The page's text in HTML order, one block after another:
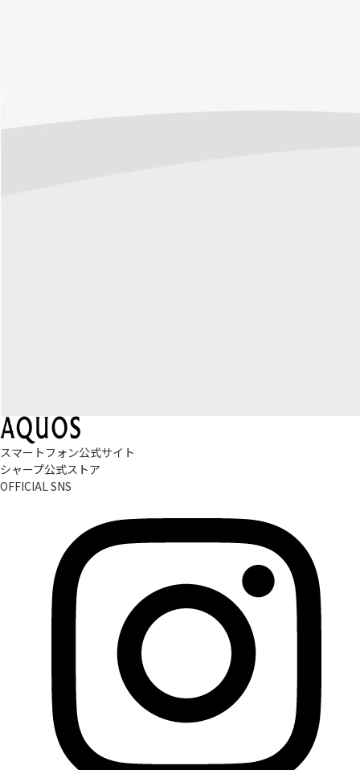
スマートフォン公式サイト
シャープ公式ストア
OFFICIAL SNS